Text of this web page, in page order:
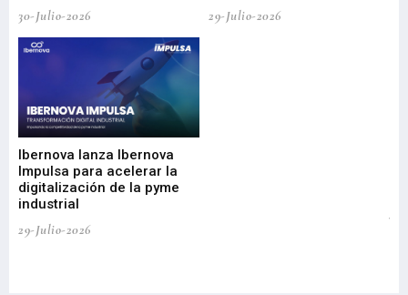
30-Julio-2026
29-Julio-2026
Ibernova lanza Ibernova
Impulsa para acelerar la
digitalización de la pyme
industrial
29-Julio-2026